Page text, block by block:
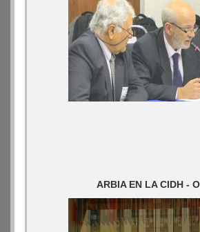
ARBIA EN LA CIDH -